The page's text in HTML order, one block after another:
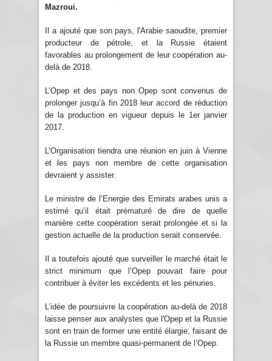
Mazroui.
Il a ajouté que son pays, l'Arabie saoudite, premier
producteur de pétrole, et la Russie étaient
favorables au prolongement de leur coopération au-
delà de 2018.
L’Opep et des pays non Opep sont convenus de
prolonger jusqu’à fin 2018 leur accord de réduction
de la production en vigueur depuis le 1er janvier
2017.
L’Organisation tiendra une réunion en juin à Vienne
et les pays non membre de cette organisation
devraient y assister.
Le ministre de l’Energie des Emirats arabes unis a
estimé qu’il était prématuré de dire de quelle
manière cette coopération serait prolongée et si la
gestion actuelle de la production serait conservée.
Il a toutefois ajouté que surveiller le marché était le
strict minimum que l’Opep pouvait faire pour
contribuer à éviter les excédents et les pénuries.
L’idée de poursuivre la coopération au-delà de 2018
laisse penser aux analystes que l'Opep et la Russie
sont en train de former une entité élargie, faisant de
la Russie un membre quasi-permanent de l’Opep.